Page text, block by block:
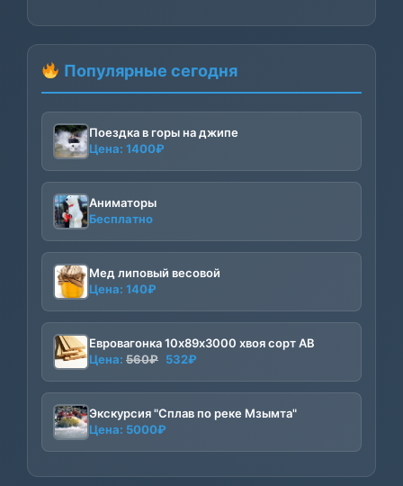
Популярные сегодня
Поездка в горы на джипе
Цена: 1400₽
Аниматоры
Бесплатно
Мед липовый весовой
Цена: 140₽
Евровагонка 10х89х3000 хвоя сорт АВ
Цена: 560₽ Первоначальная
составляла
560₽.
532₽
532₽.
Экскурсия "Сплав по реке Мзымта"
Цена: 5000₽